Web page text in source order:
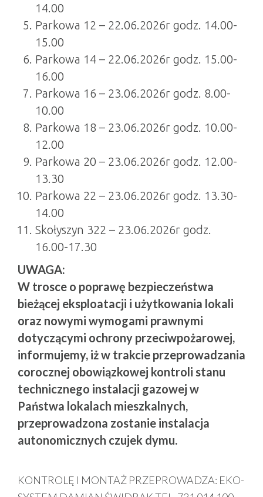
14.00
Parkowa 12 – 22.06.2026r godz. 14.00-
15.00
Parkowa 14 – 22.06.2026r godz. 15.00-
16.00
Parkowa 16 – 23.06.2026r godz. 8.00-
10.00
Parkowa 18 – 23.06.2026r godz. 10.00-
12.00
Parkowa 20 – 23.06.2026r godz. 12.00-
13.30
Parkowa 22 – 23.06.2026r godz. 13.30-
14.00
Skołyszyn 322 – 23.06.2026r godz.
16.00-17.30
UWAGA:
W trosce o poprawę bezpieczeństwa
bieżącej eksploatacji i użytkowania lokali
oraz nowymi wymogami prawnymi
dotyczącymi ochrony przeciwpożarowej,
informujemy, iż w trakcie przeprowadzania
corocznej obowiązkowej kontroli stanu
technicznego instalacji gazowej w
Państwa lokalach mieszkalnych,
przeprowadzona zostanie instalacja
autonomicznych czujek dymu.
KONTROLĘ I MONTAŻ PRZEPROWADZA: EKO-